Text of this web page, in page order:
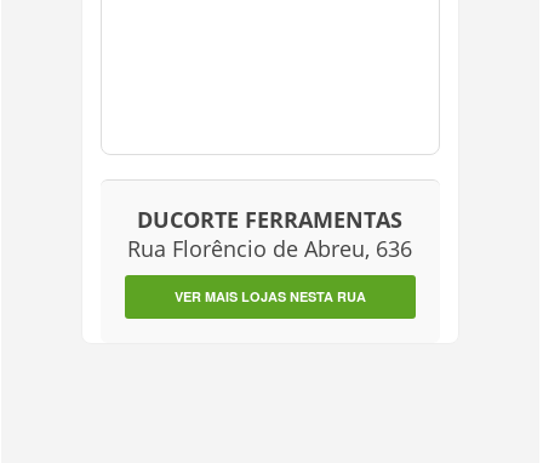
DUCORTE FERRAMENTAS
Rua Florêncio de Abreu, 636
VER MAIS LOJAS NESTA RUA